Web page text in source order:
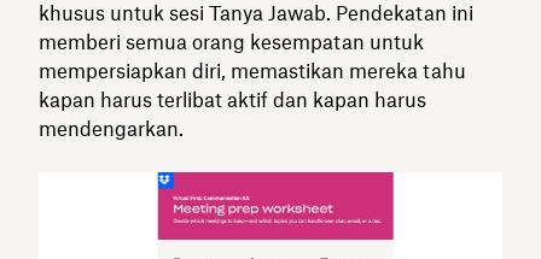
khusus untuk sesi Tanya Jawab. Pendekatan ini
memberi semua orang kesempatan untuk
mempersiapkan diri, memastikan mereka tahu
kapan harus terlibat aktif dan kapan harus
mendengarkan.